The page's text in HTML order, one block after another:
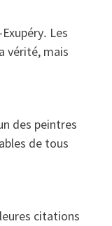
Les
vérité, mais
des peintres
de tous
citations